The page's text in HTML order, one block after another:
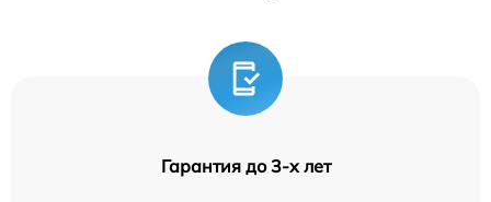
Гарантия до 3-х лет